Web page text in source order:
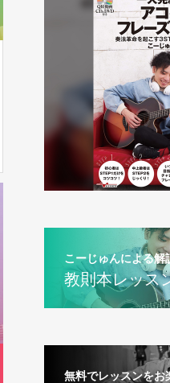
こーじゅんによる解
教則本レッス
無料でレッスンをお